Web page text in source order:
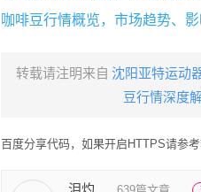
咖啡豆行情概览，市场趋势、
转载请注明来自 沈阳亚特运动
豆行情深度
百度分享代码，如果开启HTTPS请参
泪灼